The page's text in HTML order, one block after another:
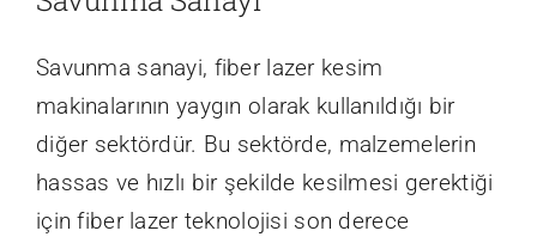
Savunma sanayi, fiber lazer kesim
makinalarının yaygın olarak kullanıldığı bir
diğer sektördür. Bu sektörde, malzemelerin
hassas ve hızlı bir şekilde kesilmesi gerektiği
için fiber lazer teknolojisi son derece